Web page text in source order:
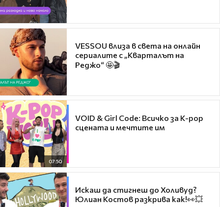
VESSOU влиза в света на онлайн
сериалите с „Кварталът на
Реджо“ 🤩🎬
07:50
VOID & Girl Code: Всичко за K-pop
сцената и мечтите им
Искаш да стигнеш до Холивуд?
Юлиан Костов разкрива как!👀💥